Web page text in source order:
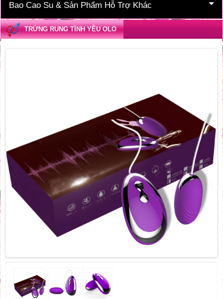
Bao Cao Su & Sản Phẩm Hỗ Trợ Khác
TRỨNG RUNG TÌNH YÊU OLO